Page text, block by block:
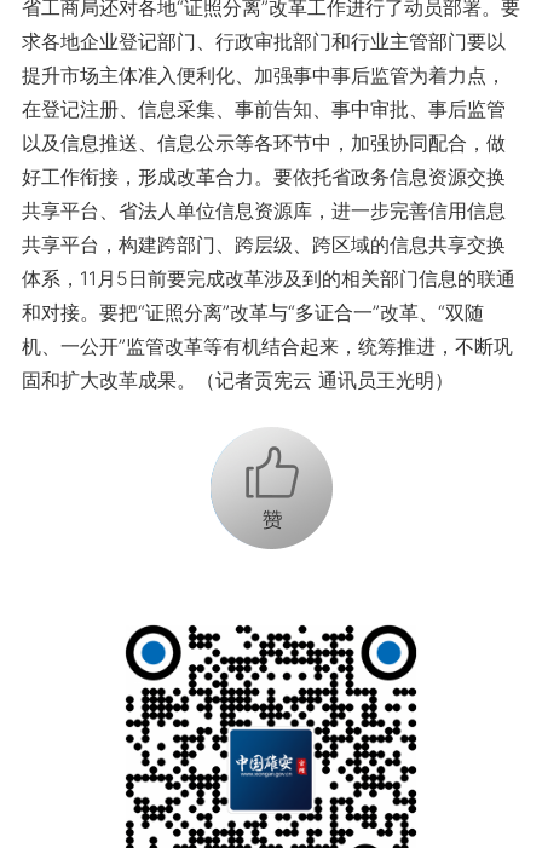
省工商局还对各地“证照分离”改革工作进行了动员部署。要
求各地企业登记部门、行政审批部门和行业主管部门要以
提升市场主体准入便利化、加强事中事后监管为着力点，
在登记注册、信息采集、事前告知、事中审批、事后监管
以及信息推送、信息公示等各环节中，加强协同配合，做
好工作衔接，形成改革合力。要依托省政务信息资源交换
共享平台、省法人单位信息资源库，进一步完善信用信息
共享平台，构建跨部门、跨层级、跨区域的信息共享交换
体系，11月5日前要完成改革涉及到的相关部门信息的联通
和对接。要把“证照分离”改革与“多证合一”改革、“双随
机、一公开”监管改革等有机结合起来，统筹推进，不断巩
固和扩大改革成果。（记者贡宪云 通讯员王光明）
+1